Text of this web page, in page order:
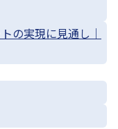
の実現に見通し｜